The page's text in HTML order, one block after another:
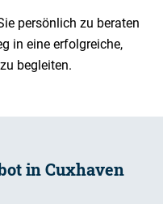
persönlich zu beraten
in eine erfolgreiche,
begleiten.
in Cuxhaven